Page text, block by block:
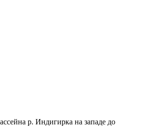
р. Индигирка на западе до